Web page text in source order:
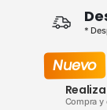
*
Nuevo
Compra y